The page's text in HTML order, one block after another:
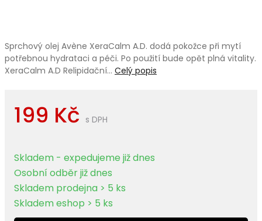
Sprchový olej Avène XeraCalm A.D. dodá pokožce při mytí
potřebnou hydrataci a péči. Po použití bude opět plná vitality.
XeraCalm A.D Relipidační… Celý popis
199 Kč s DPH
Skladem - expedujeme již dnes
Osobní odběr již dnes
Skladem prodejna > 5 ks
Skladem eshop > 5 ks